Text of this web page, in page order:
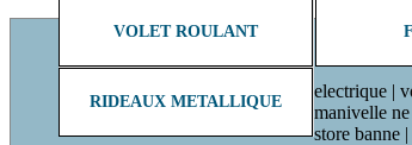
VOLET ROULANT
RIDEAUX METALLIQUE
electrique |
manivelle
store banne